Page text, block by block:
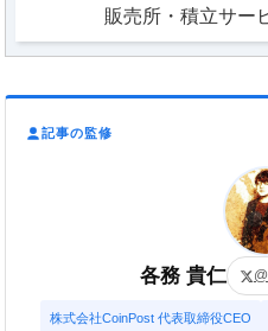
販売所・積立サー
記事の監修
各務 貴仁
株式会社CoinPost 代表取締役CEO